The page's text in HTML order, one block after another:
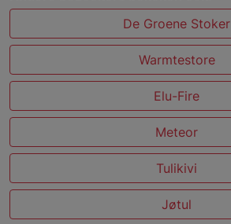
De Groene Stoker
Warmtestore
Elu-Fire
Meteor
Tulikivi
Jøtul